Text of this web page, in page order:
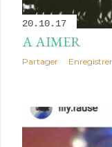
20.10.17
A AIMER
Partager